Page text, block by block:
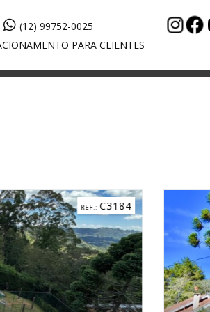
(12) 99752-0025
PARA CLIENTES